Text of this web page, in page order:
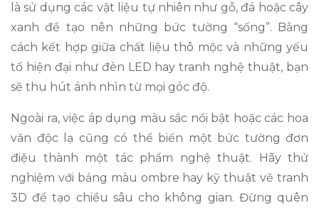
là sử dụng các vật liệu tự nhiên như gỗ, đá hoặc cây
xanh để tạo nên những bức tường “sống”. Bằng
cách kết hợp giữa chất liệu thô mộc và những yếu
tố hiện đại như đèn LED hay tranh nghệ thuật, bạn
sẽ thu hút ánh nhìn từ mọi góc độ.
Ngoài ra, việc áp dụng màu sắc nổi bật hoặc các hoa
văn độc lạ cũng có thể biến một bức tường đơn
điệu thành một tác phẩm nghệ thuật. Hãy thử
nghiệm với bảng màu ombre hay kỹ thuật vẽ tranh
3D để tạo chiều sâu cho không gian. Đừng quên